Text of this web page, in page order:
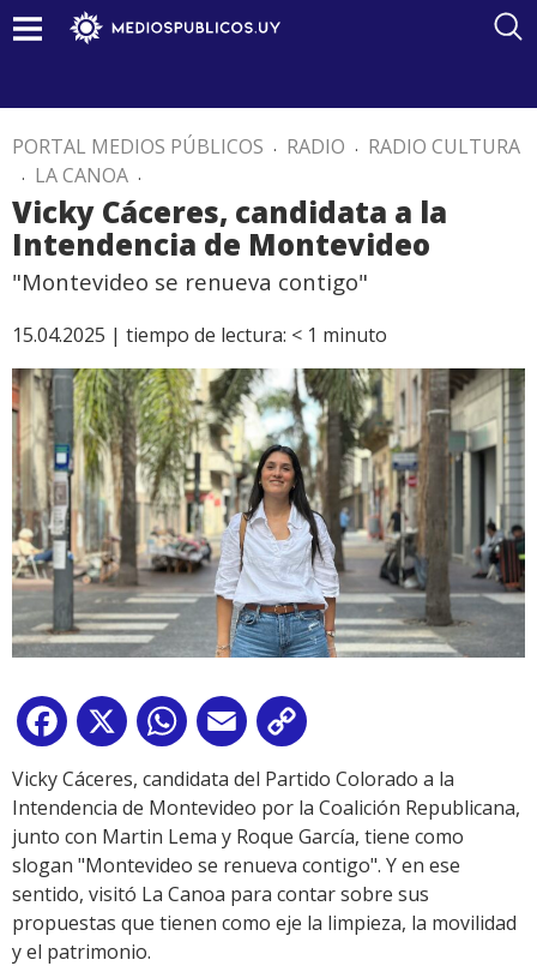
PORTAL MEDIOS PÚBLICOS . RADIO . RADIO CULTURA
. LA CANOA .
Vicky Cáceres, candidata a la
Intendencia de Montevideo
"Montevideo se renueva contigo"
15.04.2025 | tiempo de lectura: < 1 minuto
Facebook
X WhatsApp
Email
Link
Vicky Cáceres, candidata del Partido Colorado a la
Intendencia de Montevideo por la Coalición Republicana,
junto con Martin Lema y Roque García, tiene como
slogan "Montevideo se renueva contigo". Y en ese
sentido, visitó La Canoa para contar sobre sus
propuestas que tienen como eje la limpieza, la movilidad
y el patrimonio.